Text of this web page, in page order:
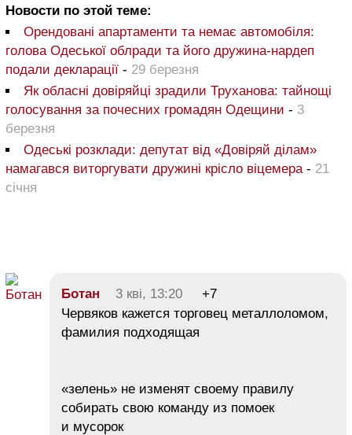
Новости по этой теме:
Орендовані апартаменти та немає автомобіля:
голова Одеської облради та його дружина-нардеп
подали декларації - 29 березня
Як обласні довіряйці зрадили Труханова: тайнощі
голосування за почесних громадян Одещини - 3
березня
Одеські розклади: депутат від «Довіряй ділам»
намагався виторгувати дружині крісло віцемера - 21
січня
Ботан 3 кві, 13:20
+7
Червяков кажется торговец металлоломом,
фамилия подходящая
«зелень» не изменят своему правилу
собирать свою команду из помоек
и мусорок